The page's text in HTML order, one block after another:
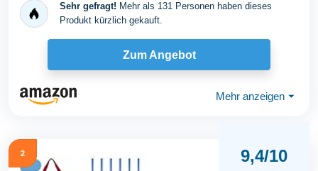
Sehr gefragt! Mehr als 131 Personen haben dieses
Produkt kürzlich gekauft.
Zum Angebot
Mehr anzeigen ⏷
2 9,4/10